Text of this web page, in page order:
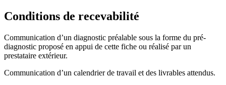
Conditions de recevabilité
Communication d’un diagnostic préalable sous la forme du pré-
diagnostic proposé en appui de cette fiche ou réalisé par un
prestataire extérieur.
Communication d’un calendrier de travail et des livrables attendus.